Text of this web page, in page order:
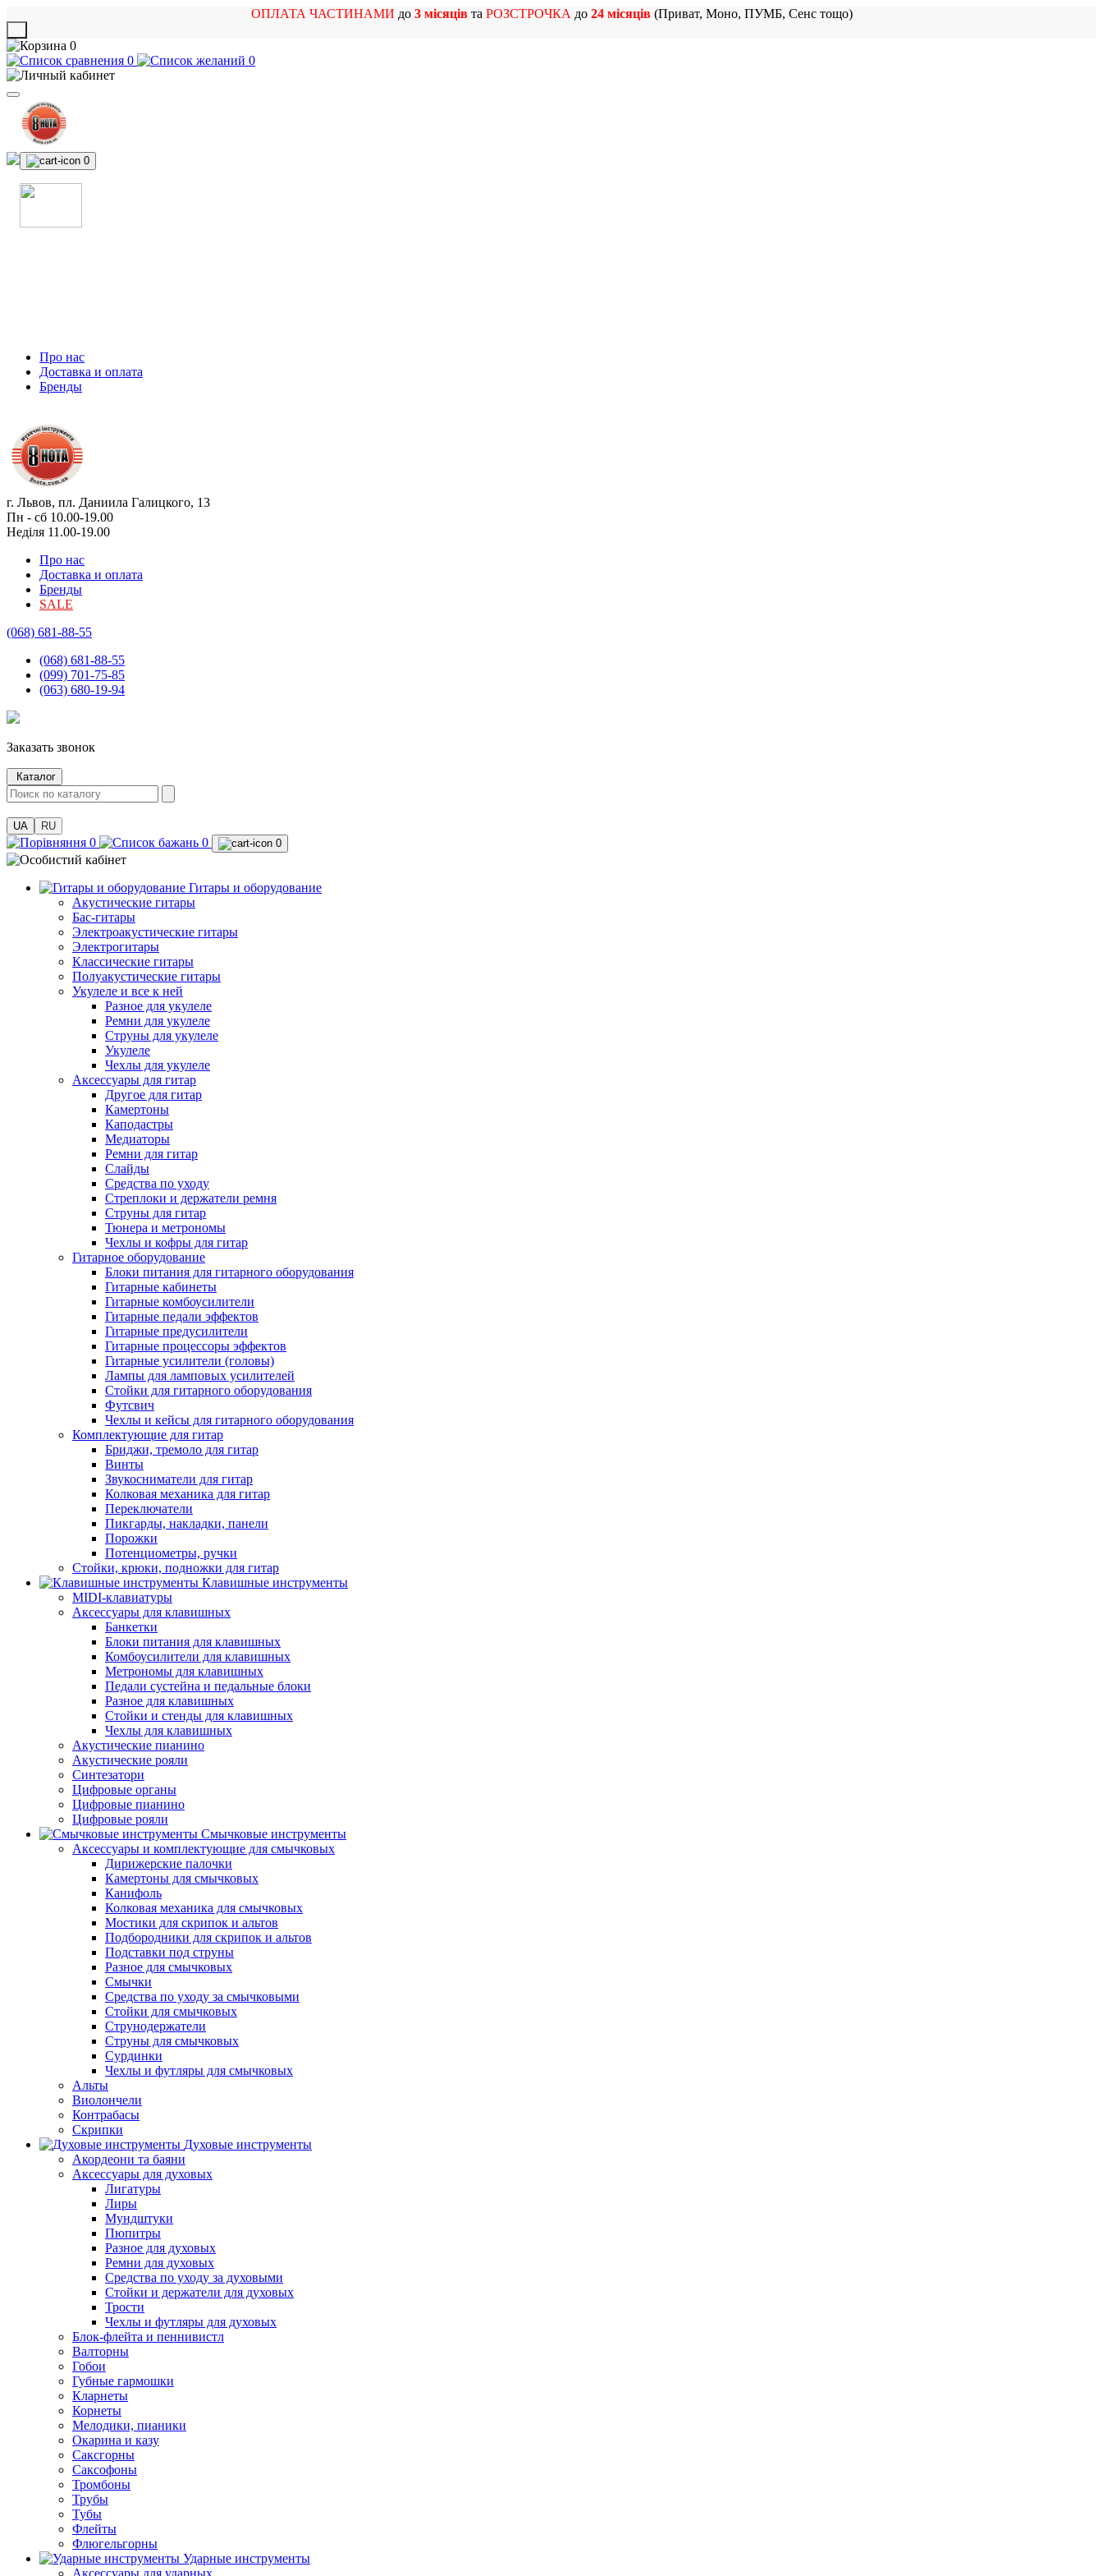
ОПЛАТА ЧАСТИНАМИ до 3 місяцівта РОЗСТРОЧКА до 24 місяців(Приват, Моно, ПУМБ, Сенс тощо)
0
0
0
0
Про нас
Доставка и оплата
Бренды
г. Львов, пл. Даниила Галицкого, 13
Пн - сб 10.00-19.00
Неділя 11.00-19.00
Про нас
Доставка и оплата
Бренды
SALE
(068) 681-88-55
(068) 681-88-55
(099) 701-75-85
(063) 680-19-94
Заказать звонок
Каталог
UA RU
0 0 0
Гитары и оборудование
Акустические гитары
Бас-гитары
Электроакустические гитары
Электрогитары
Классические гитары
Полуакустические гитары
Укулеле и все к ней
Разное для укулеле
Ремни для укулеле
Струны для укулеле
Укулеле
Чехлы для укулеле
Аксессуары для гитар
Другое для гитар
Камертоны
Каподастры
Медиаторы
Ремни для гитар
Слайды
Средства по уходу
Стреплоки и держатели ремня
Струны для гитар
Тюнера и метрономы
Чехлы и кофры для гитар
Гитарное оборудование
Блоки питания для гитарного оборудования
Гитарные кабинеты
Гитарные комбоусилители
Гитарные педали эффектов
Гитарные предусилители
Гитарные процессоры эффектов
Гитарные усилители (головы)
Лампы для ламповых усилителей
Стойки для гитарного оборудования
Футсвич
Чехлы и кейсы для гитарного оборудования
Комплектующие для гитар
Бриджи, тремоло для гитар
Винты
Звукосниматели для гитар
Колковая механика для гитар
Переключатели
Пикгарды, накладки, панели
Порожки
Потенциометры, ручки
Стойки, крюки, подножки для гитар
Клавишные инструменты
MIDI-клавиатуры
Аксессуары для клавишных
Банкетки
Блоки питания для клавишных
Комбоусилители для клавишных
Метрономы для клавишных
Педали сустейна и педальные блоки
Разное для клавишных
Стойки и стенды для клавишных
Чехлы для клавишных
Акустические пианино
Акустические рояли
Синтезатори
Цифровые органы
Цифровые пианино
Цифровые рояли
Смычковые инструменты
Аксессуары и комплектующие для смычковых
Дирижерские палочки
Камертоны для смычковых
Канифоль
Колковая механика для смычковых
Мостики для скрипок и альтов
Подбородники для скрипок и альтов
Подставки под струны
Разное для смычковых
Смычки
Средства по уходу за смычковыми
Стойки для смычковых
Струнодержатели
Струны для смычковых
Сурдинки
Чехлы и футляры для смычковых
Альты
Виолончели
Контрабасы
Скрипки
Духовые инструменты
Акордеони та баяни
Аксессуары для духовых
Лигатуры
Лиры
Мундштуки
Пюпитры
Разное для духовых
Ремни для духовых
Средства по уходу за духовыми
Стойки и держатели для духовых
Трости
Чехлы и футляры для духовых
Блок-флейта и пеннивистл
Валторны
Гобои
Губные гармошки
Кларнеты
Корнеты
Мелодики, пианики
Окарина и казу
Саксгорны
Саксофоны
Тромбоны
Трубы
Тубы
Флейты
Флюгельгорны
Ударные инструменты
Аксессуары для ударных